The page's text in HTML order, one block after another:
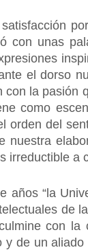
con unas
el dorso
la pasión
como
orden del
nuestra
irreductible a
años “la
de
con la
de un